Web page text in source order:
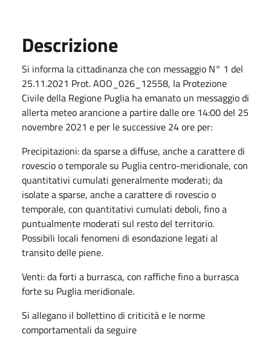
Descrizione
Si informa la cittadinanza che con messaggio N° 1 del
25.11.2021 Prot. AOO_026_12558, la Protezione
Civile della Regione Puglia ha emanato un messaggio di
allerta meteo arancione a partire dalle ore 14:00 del 25
novembre 2021 e per le successive 24 ore per:
Precipitazioni: da sparse a diffuse, anche a carattere di
rovescio o temporale su Puglia centro-meridionale, con
quantitativi cumulati generalmente moderati; da
isolate a sparse, anche a carattere di rovescio o
temporale, con quantitativi cumulati deboli, fino a
puntualmente moderati sul resto del territorio.
Possibili locali fenomeni di esondazione legati al
transito delle piene.
Venti: da forti a burrasca, con raffiche fino a burrasca
forte su Puglia meridionale.
Si allegano il bollettino di criticità e le norme
comportamentali da seguire